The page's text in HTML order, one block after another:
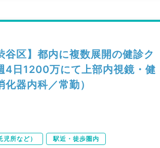
谷区】都内に複数展開の健診ク
4日1200万にて上部内視鏡・健
器内科／常勤）
所など） 駅近・徒歩圏内